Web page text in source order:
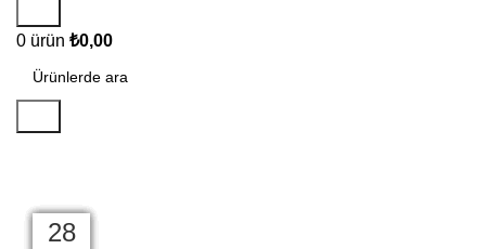
0 ürün ₺0,00
17
GENEL,ANTIVIRÜS LISANSLARI
07
07
07
07
07
28
28
28